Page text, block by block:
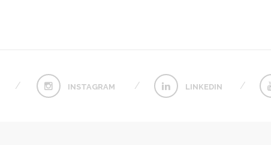
INSTAGRAM LINKEDIN